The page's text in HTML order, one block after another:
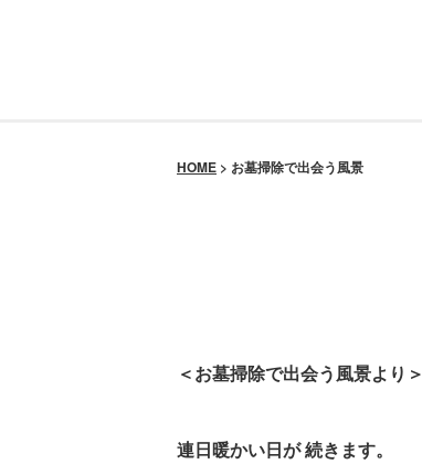
HOME > お墓掃除で出会う風景
＜お墓掃除で出会う風景より＞
連日暖かい日が続きます。